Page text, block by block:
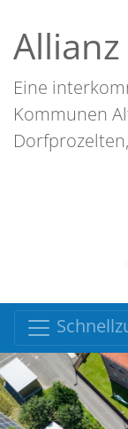
Eine
Kommunen